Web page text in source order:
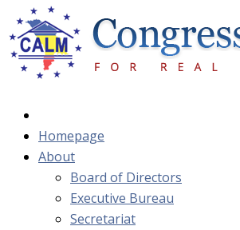
Homepage
About
Board of Directors
Executive Bureau
Secretariat